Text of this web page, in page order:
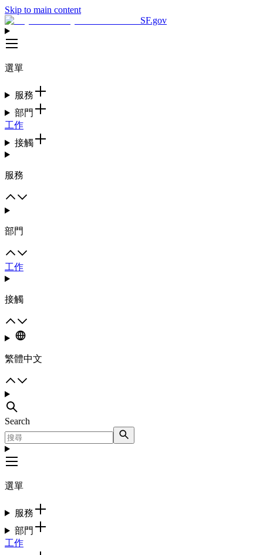
Skip to main content
SF.gov
選單
服務
部門
工作
接觸
服務
部門
工作
接觸
繁體中文
Search
選單
服務
部門
工作